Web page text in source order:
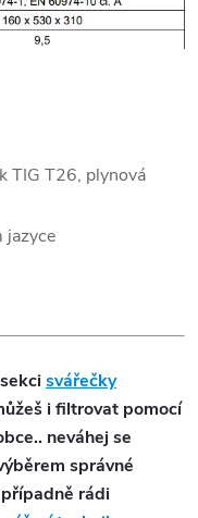
TIG T26, plynová
jazyce
svářečky
i filtrovat pomocí
neváhej se
správné
rádi